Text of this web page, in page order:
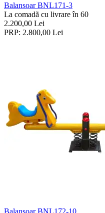
Balansoar BNL171-3
La comadã cu livrare în 60
2.200,00 Lei
PRP: 2.800,00 Lei
Balansoar BNL172-10